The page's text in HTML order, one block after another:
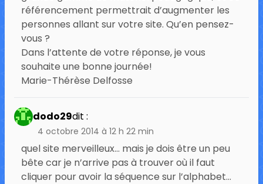
référencement permettrait d’augmenter les
personnes allant sur votre site. Qu’en pensez-
vous ?
Dans l’attente de votre réponse, je vous
souhaite une bonne journée!
Marie-Thérèse Delfosse
dodo29dit :
4 octobre 2014 à 12 h 22 min
quel site merveilleux… mais je dois être un peu
bête car je n’arrive pas à trouver où il faut
cliquer pour avoir la séquence sur l’alphabet…